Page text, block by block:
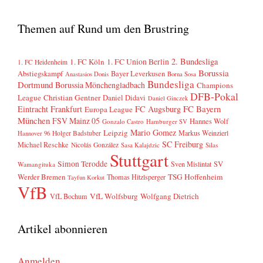
Themen auf Rund um den Brustring
1. FC Heidenheim 1. FC Köln 1. FC Union Berlin 2. Bundesliga
Abstiegskampf Anastasios Donis Bayer Leverkusen Borna Sosa Borussia
Dortmund Borussia Mönchengladbach Bundesliga Champions
League Christian Gentner Daniel Didavi Daniel Ginczek DFB-Pokal
Eintracht Frankfurt Europa League FC Augsburg FC Bayern
München FSV Mainz 05 Gonzalo Castro Hamburger SV Hannes Wolf
Hannover 96 Holger Badstuber Leipzig Mario Gomez Markus Weinzierl
Michael Reschke Nicolás González Sasa Kalajdzic SC Freiburg Silas
Wamangituka Simon Terodde Stuttgart Sven Mislintat SV
Werder Bremen Tayfun Korkut Thomas Hitzlsperger TSG Hoffenheim
VfB VfL Bochum VfL Wolfsburg Wolfgang Dietrich
Artikel abonnieren